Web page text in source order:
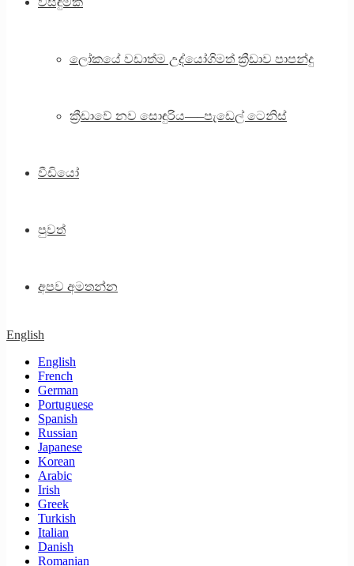
ලෝකයේ වඩාත්ම උද්යෝගිමත් ක්‍රීඩාව පාපන්දු
ක්‍රීඩාවේ නව සොඳුරිය—–පැඩෙල් ටෙනිස්
වීඩියෝ
පුවත්
අපව අමතන්න
English
English
French
German
Portuguese
Spanish
Russian
Japanese
Korean
Arabic
Irish
Greek
Turkish
Italian
Danish
Romanian